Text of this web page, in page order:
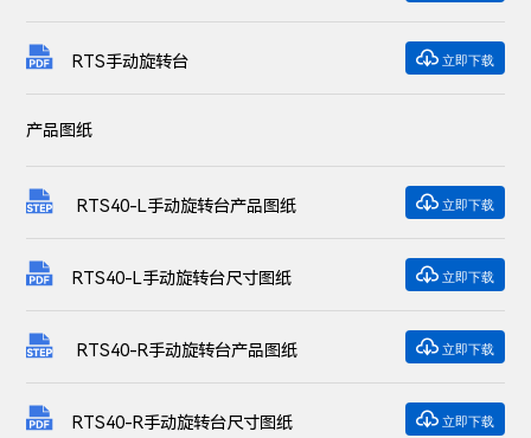
RTS手动旋转台  立即下载
产品图纸
RTS40-L手动旋转台产品图纸  立即下载
RTS40-L手动旋转台尺寸图纸  立即下载
RTS40-R手动旋转台产品图纸  立即下载
RTS40-R手动旋转台尺寸图纸  立即下载